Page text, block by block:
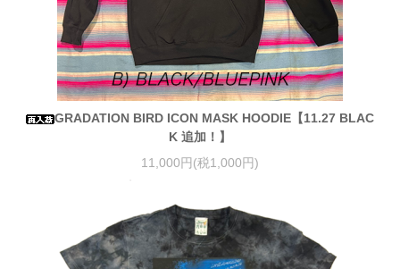
GRADATION BIRD ICON MASK HOODIE【11.27 BLAC
K 追加！】
11,000円(税1,000円)